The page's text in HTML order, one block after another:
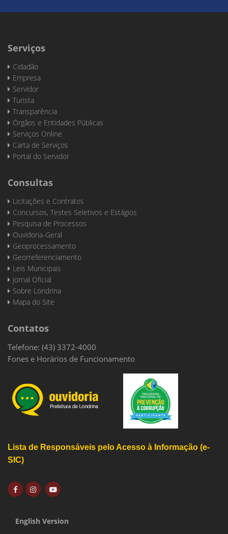
Serviços
Cidadão
Empresa
Servidor
Turista
Transparência
Órgãos e Entidades Públicas
Serviços Online
Carta de Serviços
Portal do Servidor
Consultas
Licitações e Contratos
Concursos, Testes Seletivos e Estágios
Pesquisa de Processos
Ouvidoria-Geral
Geoprocessamento
Georreferenciamento
Leis Municipais
Jornal Oficial
Sobre Londrina
Mapa do Site
Contatos
Telefone: (43) 3372-4000
Fones e Horários de Funcionamento
Lista de Responsáveis pelo Acesso à Informação (e-
SIC)
English Version